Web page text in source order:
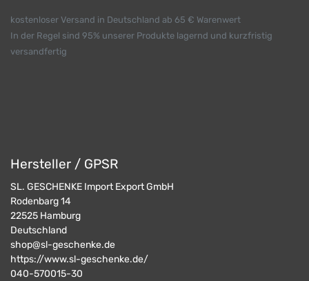
kostenloser Versand in Deutschland ab 65 € Warenwert
In der Regel sind 95% unserer Produkte lagernd und kurzfristig
versandfertig
Hersteller / GPSR
SL. GESCHENKE Import Export GmbH
Rodenbarg 14
22525 Hamburg
Deutschland
shop@sl-geschenke.de
https://www.sl-geschenke.de/
040-570015-30